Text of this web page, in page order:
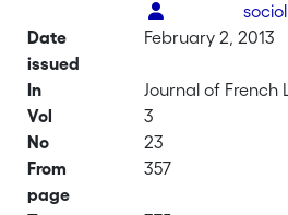
Date
issued
February 2, 2013
In
Journal of French
Vol
3
No
23
From
page
357